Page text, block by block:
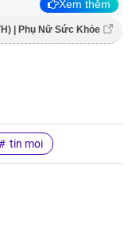
Xem thêm
| Phụ Nữ Sức Khỏe
tin moi